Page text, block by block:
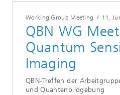
Working Group Meeting / 11.
QBN WG
Quantum
Imaging
QBN-Treffen der
und Quantenbildgebung